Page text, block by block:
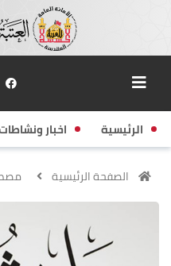
الرئيسية اخبار
الصفحة الرئيسية